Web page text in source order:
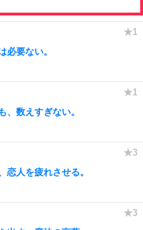
必要ない。
、数えすぎない。
恋人を疲れさせる。